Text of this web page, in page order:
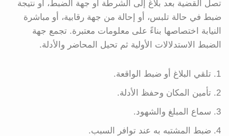
تصل القضية بعد بلاغ إلى الشرطة أو جهة الضبط، أو نتيجة
ضبط في حالة تلبس، أو إحالة من جهة رقابية، أو مباشرة
النيابة اختصاصها بناءً على معلومات معتبرة. تجمع جهة
الضبط الاستدلالات الأولية ثم تحيل المحاضر والأدلة.
تلقي البلاغ أو ضبط الواقعة.
تأمين المكان وحفظ الأدلة.
سماع المبلغ والشهود.
ضبط المشتبه به عند توافر السبب.